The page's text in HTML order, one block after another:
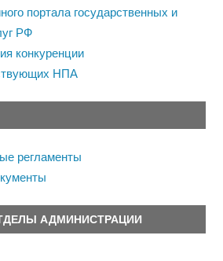
портала государственных и
РФ
конкуренции
НПА
регламенты
АДМИНИСТРАЦИИ